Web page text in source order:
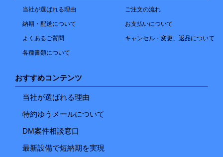
当社が選ばれる理由 ご注文の流れ
納期・配送について お支払いについて
よくあるご質問 キャンセル・変更、返品について
各種書類について
おすすめコンテンツ
当社が選ばれる理由
特約ゆうメールについて
DM案件相談窓口
最新設備で短納期を実現